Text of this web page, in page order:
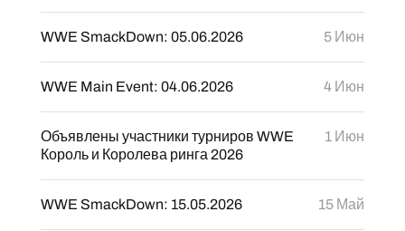
WWE SmackDown: 05.06.2026 5 Июн
WWE Main Event: 04.06.2026 4 Июн
Объявлены участники турниров WWE
Король и Королева ринга 2026
1 Июн
WWE SmackDown: 15.05.2026 15 Май